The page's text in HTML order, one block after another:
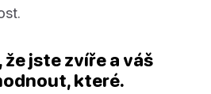
jste zvíře a váš
které.